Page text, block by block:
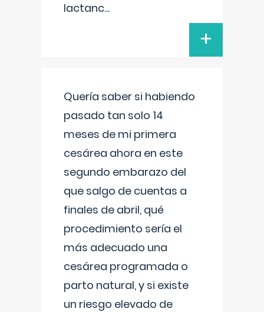
lactanc...
+
Quería saber si habiendo
pasado tan solo 14
meses de mi primera
cesárea ahora en este
segundo embarazo del
que salgo de cuentas a
finales de abril, qué
procedimiento sería el
más adecuado una
cesárea programada o
parto natural, y si existe
un riesgo elevado de